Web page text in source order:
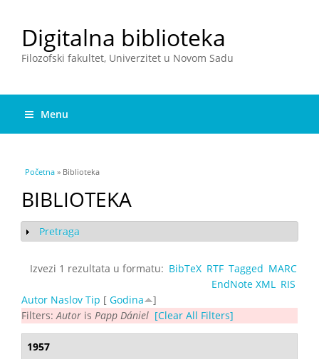
Digitalna biblioteka
Filozofski fakultet, Univerzitet u Novom Sadu
Menu
You are here
Početna » Biblioteka
BIBLIOTEKA
Show
Pretraga
Izvezi 1 rezultata u formatu: BibTeX RTF Tagged MARC
EndNote XML
RIS
Autor Naslov Tip [ Godina
]
Filters: Autor is Papp Dániel [Clear All Filters]
1957